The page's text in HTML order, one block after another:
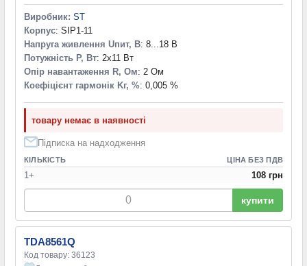
Виробник: ST
Корпус: SIP1-11
Напруга живлення Uпит, В: 8...18 В
Потужність P, Вт: 2x11 Вт
Опір навантаження R, Ом: 2 Ом
Коефіцієнт гармонік Kг, %: 0,005 %
товару немає в наявності
Підписка на надходження
КІЛЬКІСТЬ ЦІНА БЕЗ ПДВ
1+ 108 грн
купити
TDA8561Q
Код товару: 36123